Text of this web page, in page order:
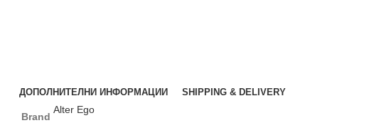
ДОПОЛНИТЕЛНИ ИНФОРМАЦИИ SHIPPING & DELIVERY
Brand
Alter Ego